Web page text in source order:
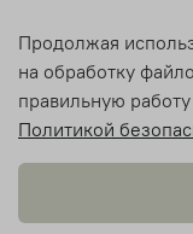
Light Room
© Light Room 2018-
Продолжая
на обработку
правильную
Политикой